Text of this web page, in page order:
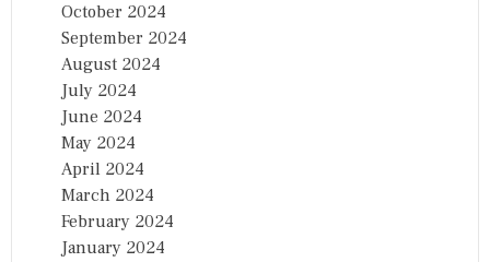
October 2024
September 2024
August 2024
July 2024
June 2024
May 2024
April 2024
March 2024
February 2024
January 2024